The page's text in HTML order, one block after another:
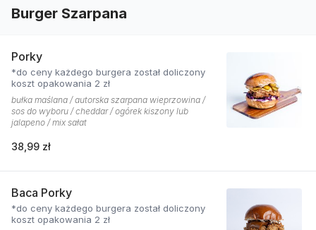
Burger Szarpana
Porky
*do ceny każdego burgera został doliczony
koszt opakowania 2 zł
bułka maślana / autorska szarpana wieprzowina /
sos do wyboru / cheddar / ogórek kiszony lub
jalapeno / mix sałat
38,99 zł
Baca Porky
*do ceny każdego burgera został doliczony
koszt opakowania 2 zł